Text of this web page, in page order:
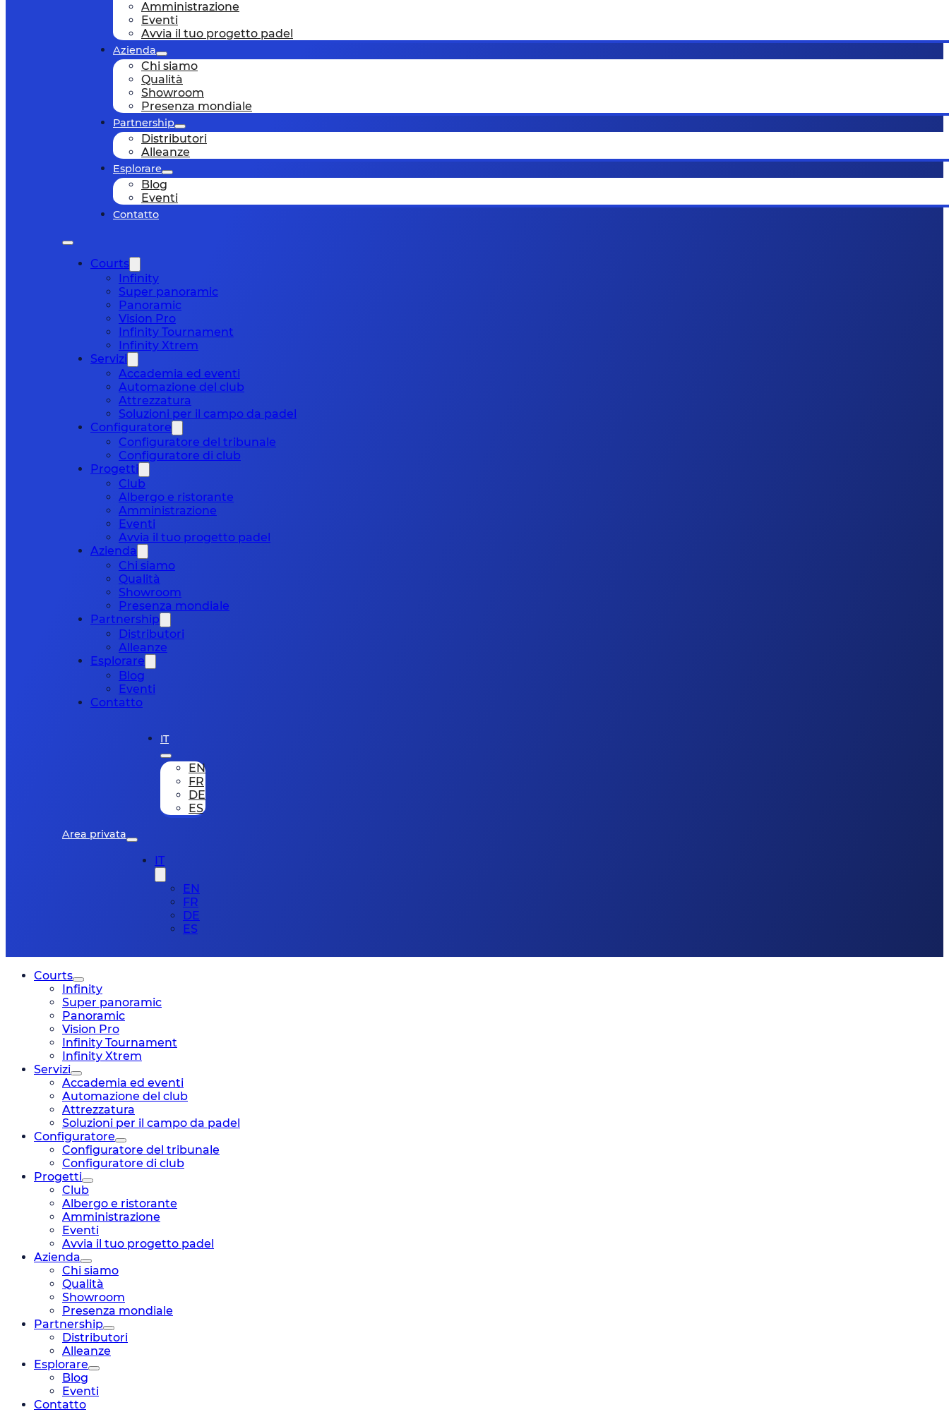
Amministrazione
Eventi
Avvia il tuo progetto padel
Azienda
Chi siamo
Qualità
Showroom
Presenza mondiale
Partnership
Distributori
Alleanze
Esplorare
Blog
Eventi
Contatto
Courts
Infinity
Super panoramic
Panoramic
Vision Pro
Infinity Tournament
Infinity Xtrem
Servizi
Accademia ed eventi
Automazione del club
Attrezzatura
Soluzioni per il campo da padel
Configuratore
Configuratore del tribunale
Configuratore di club
Progetti
Club
Albergo e ristorante
Amministrazione
Eventi
Avvia il tuo progetto padel
Azienda
Chi siamo
Qualità
Showroom
Presenza mondiale
Partnership
Distributori
Alleanze
Esplorare
Blog
Eventi
Contatto
Area privata
IT
EN
FR
DE
ES
IT
EN
FR
DE
ES
Courts
Infinity
Super panoramic
Panoramic
Vision Pro
Infinity Tournament
Infinity Xtrem
Servizi
Accademia ed eventi
Automazione del club
Attrezzatura
Soluzioni per il campo da padel
Configuratore
Configuratore del tribunale
Configuratore di club
Progetti
Club
Albergo e ristorante
Amministrazione
Eventi
Avvia il tuo progetto padel
Azienda
Chi siamo
Qualità
Showroom
Presenza mondiale
Partnership
Distributori
Alleanze
Esplorare
Blog
Eventi
Contatto